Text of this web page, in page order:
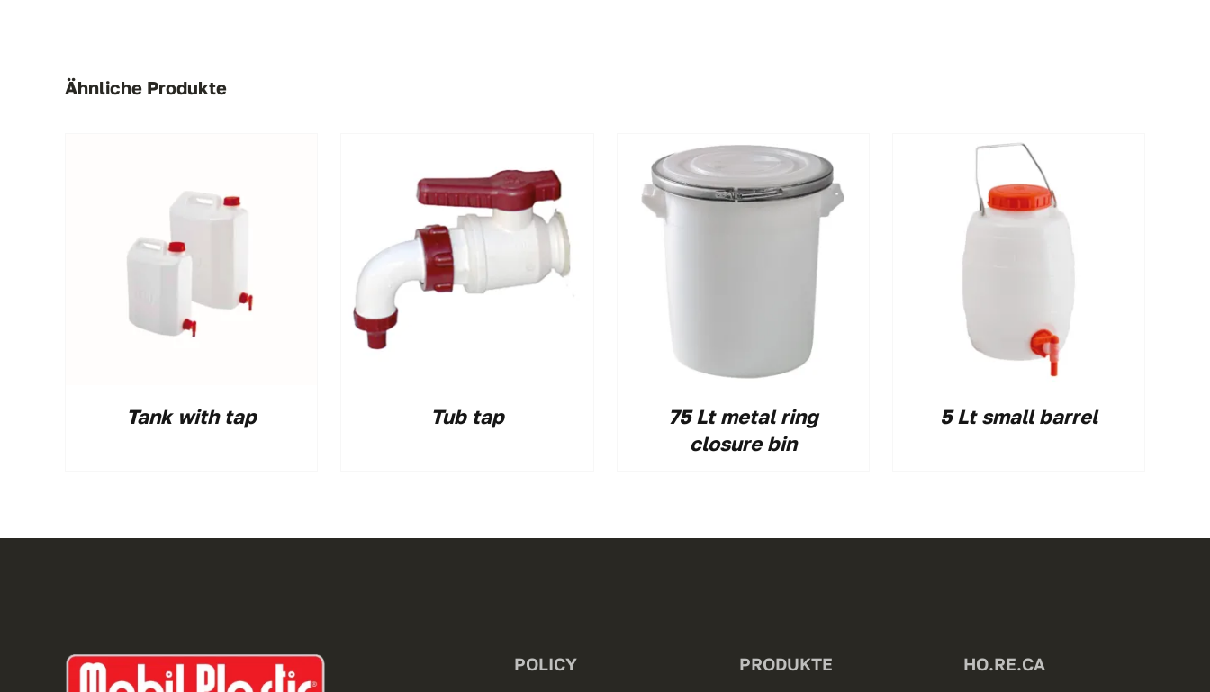
Ähnliche Produkte
Tank with tap Tub tap
75 Lt metal ring
closure bin
5 Lt small barrel
POLICY PRODUKTE HO.RE.CA